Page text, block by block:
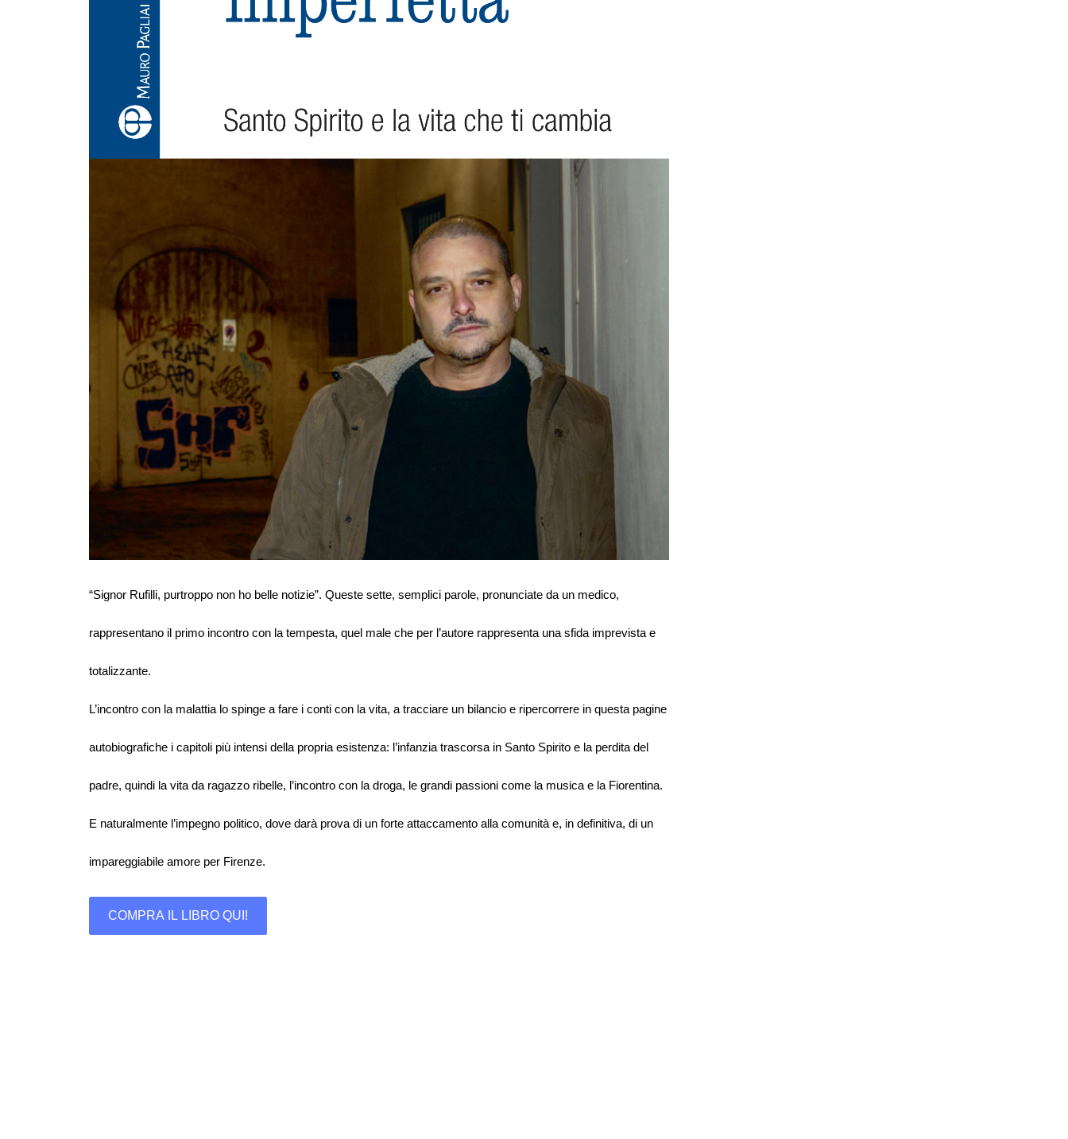
“Signor Rufilli, purtroppo non ho belle notizie”. Queste sette, semplici parole, pronunciate da un medico,
rappresentano il primo incontro con la tempesta, quel male che per l’autore rappresenta una sfida imprevista e
totalizzante.
L’incontro con la malattia lo spinge a fare i conti con la vita, a tracciare un bilancio e ripercorrere in questa pagine
autobiografiche i capitoli più intensi della propria esistenza: l’infanzia trascorsa in Santo Spirito e la perdita del
padre, quindi la vita da ragazzo ribelle, l’incontro con la droga, le grandi passioni come la musica e la Fiorentina.
E naturalmente l’impegno politico, dove darà prova di un forte attaccamento alla comunità e, in definitiva, di un
impareggiabile amore per Firenze.
COMPRA IL LIBRO QUI!